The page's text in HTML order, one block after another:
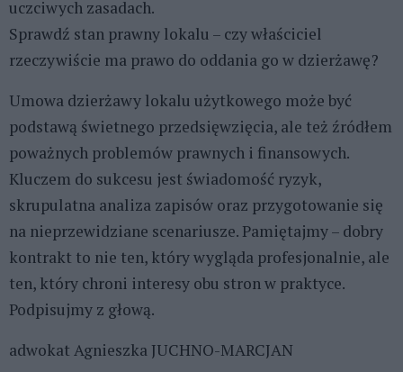
uczciwych zasadach.
Sprawdź stan prawny lokalu – czy właściciel
rzeczywiście ma prawo do oddania go w dzierżawę?
Umowa dzierżawy lokalu użytkowego może być
podstawą świetnego przedsięwzięcia, ale też źródłem
poważnych problemów prawnych i finansowych.
Kluczem do sukcesu jest świadomość ryzyk,
skrupulatna analiza zapisów oraz przygotowanie się
na nieprzewidziane scenariusze. Pamiętajmy – dobry
kontrakt to nie ten, który wygląda profesjonalnie, ale
ten, który chroni interesy obu stron w praktyce.
Podpisujmy z głową.
adwokat Agnieszka JUCHNO-MARCJAN